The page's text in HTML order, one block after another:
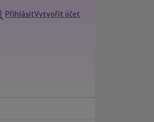
PřihlásitVytvořit účet